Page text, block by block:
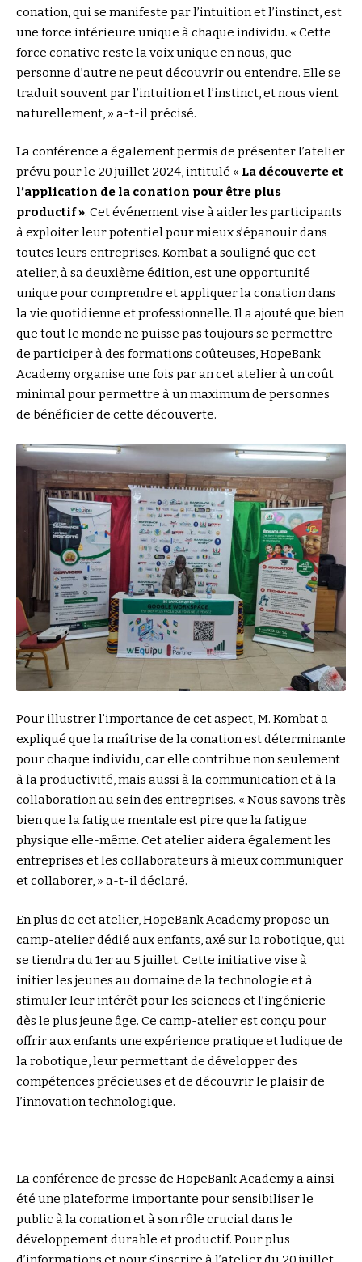
conation, qui se manifeste par l’intuition et l’instinct, est
une force intérieure unique à chaque individu. « Cette
force conative reste la voix unique en nous, que
personne d’autre ne peut découvrir ou entendre. Elle se
traduit souvent par l’intuition et l’instinct, et nous vient
naturellement, » a-t-il précisé.
La conférence a également permis de présenter l’atelier
prévu pour le 20 juillet 2024, intitulé « La découverte et
l’application de la conation pour être plus
productif ». Cet événement vise à aider les participants
à exploiter leur potentiel pour mieux s’épanouir dans
toutes leurs entreprises. Kombat a souligné que cet
atelier, à sa deuxième édition, est une opportunité
unique pour comprendre et appliquer la conation dans
la vie quotidienne et professionnelle. Il a ajouté que bien
que tout le monde ne puisse pas toujours se permettre
de participer à des formations coûteuses, HopeBank
Academy organise une fois par an cet atelier à un coût
minimal pour permettre à un maximum de personnes
de bénéficier de cette découverte.
Pour illustrer l’importance de cet aspect, M. Kombat a
expliqué que la maîtrise de la conation est déterminante
pour chaque individu, car elle contribue non seulement
à la productivité, mais aussi à la communication et à la
collaboration au sein des entreprises. « Nous savons très
bien que la fatigue mentale est pire que la fatigue
physique elle-même. Cet atelier aidera également les
entreprises et les collaborateurs à mieux communiquer
et collaborer, » a-t-il déclaré.
En plus de cet atelier, HopeBank Academy propose un
camp-atelier dédié aux enfants, axé sur la robotique, qui
se tiendra du 1er au 5 juillet. Cette initiative vise à
initier les jeunes au domaine de la technologie et à
stimuler leur intérêt pour les sciences et l’ingénierie
dès le plus jeune âge. Ce camp-atelier est conçu pour
offrir aux enfants une expérience pratique et ludique de
la robotique, leur permettant de développer des
compétences précieuses et de découvrir le plaisir de
l’innovation technologique.
La conférence de presse de HopeBank Academy a ainsi
été une plateforme importante pour sensibiliser le
public à la conation et à son rôle crucial dans le
développement durable et productif. Pour plus